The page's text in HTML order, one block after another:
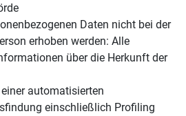
Daten nicht bei der
erhoben werden: Alle
über die Herkunft der
automatisierten
einschließlich Profiling